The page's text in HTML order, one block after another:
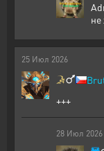
не
25 Июл 2026
+++
28 Июл 2026